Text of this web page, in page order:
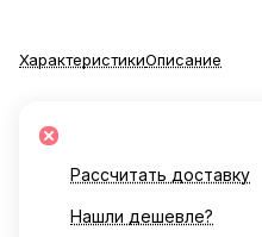
ХарактеристикиОписание
Рассчитать доставку
Нашли дешевле?